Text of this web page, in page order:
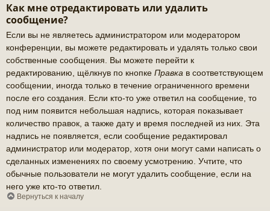
Как мне отредактировать или удалить
сообщение?
Если вы не являетесь администратором или модератором
конференции, вы можете редактировать и удалять только свои
собственные сообщения. Вы можете перейти к
редактированию, щёлкнув по кнопке Правка в соответствующем
сообщении, иногда только в течение ограниченного времени
после его создания. Если кто-то уже ответил на сообщение, то
под ним появится небольшая надпись, которая показывает
количество правок, а также дату и время последней из них. Эта
надпись не появляется, если сообщение редактировал
администратор или модератор, хотя они могут сами написать о
сделанных изменениях по своему усмотрению. Учтите, что
обычные пользователи не могут удалить сообщение, если на
него уже кто-то ответил.
Вернуться к началу